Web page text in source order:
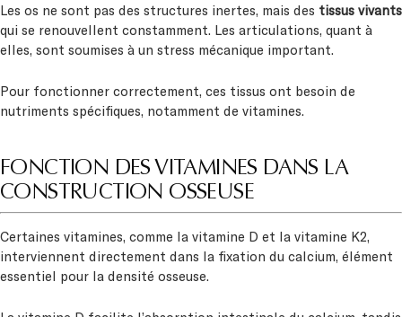
Les os ne sont pas des structures inertes, mais des tissus vivants
qui se renouvellent constamment. Les articulations, quant à
elles, sont soumises à un stress mécanique important.
Pour fonctionner correctement, ces tissus ont besoin de
nutriments spécifiques, notamment de vitamines.
FONCTION DES VITAMINES DANS LA
CONSTRUCTION OSSEUSE
Certaines vitamines, comme la vitamine D et la vitamine K2,
interviennent directement dans la fixation du calcium, élément
essentiel pour la densité osseuse.